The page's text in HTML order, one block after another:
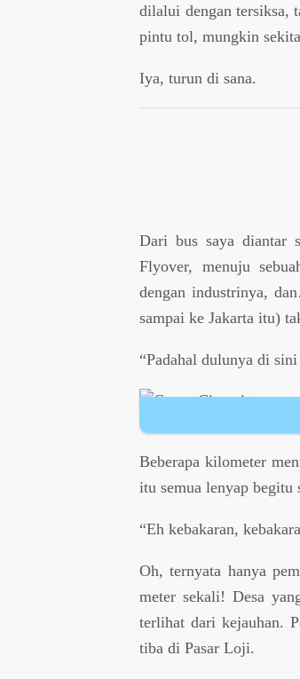
dilalui dengan tersiksa,
pintu tol, mungkin
Iya, turun di sana.
Dari bus saya diantar
Flyover, menuju
dengan industrinya,
sampai ke Jakarta itu)
“Padahal dulunya di
Beberapa kilometer
itu semua lenyap begitu
“Eh kebakaran,
Oh, ternyata hanya
meter sekali! Desa
terlihat dari kejauhan.
tiba di Pasar Loji.